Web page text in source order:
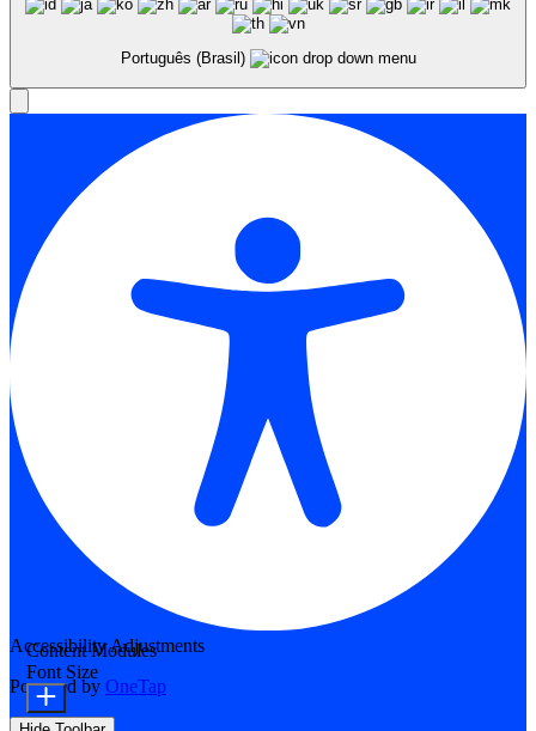
Português (Brasil)
Accessibility Adjustments
Powered by OneTap
Content Modules
Font Size